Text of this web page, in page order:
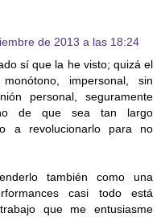
de 2013 a las 18:24
sí que la he visto; quizá el
impersonal, sin
personal, seguramente
de que sea tan largo
a revolucionarlo para no
también como una
casi todo está
que me entusiasme